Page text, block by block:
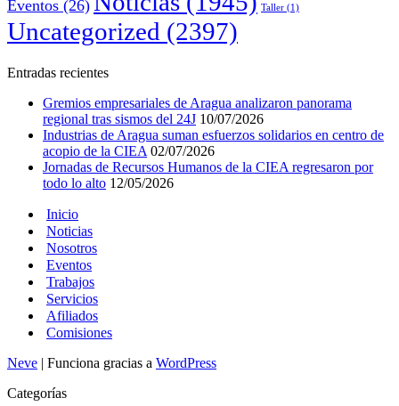
Eventos (26) Taller (1)
Uncategorized (2397)
Entradas recientes
Gremios empresariales de Aragua analizaron panorama
regional tras sismos del 24J 10/07/2026
Industrias de Aragua suman esfuerzos solidarios en centro de
acopio de la CIEA 02/07/2026
Jornadas de Recursos Humanos de la CIEA regresaron por
todo lo alto 12/05/2026
Inicio
Noticias
Nosotros
Eventos
Trabajos
Servicios
Afiliados
Comisiones
Neve | Funciona gracias a WordPress
Categorías